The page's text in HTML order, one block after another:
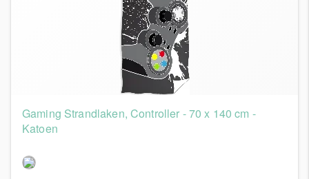
Gaming Strandlaken, Controller - 70 x 140 cm -
Katoen